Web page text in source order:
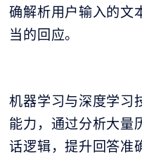
确解析用户输入的文
当的回应。
机器学习与深度学习
能力，通过分析大量
话逻辑，提升回答准